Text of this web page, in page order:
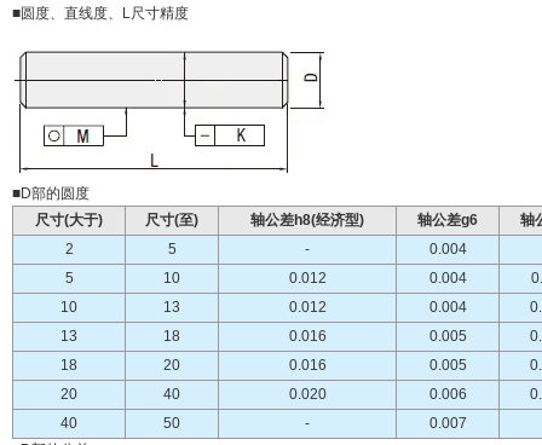
■圆度、直线度、L尺寸精度
■D部的圆度
尺寸(大于)
尺寸(至) 轴公差h8(经济型) 轴公差g6
轴
2
5 -
0.004
5
10 0.012 0.004
10
13 0.012 0.004
13
18 0.016 0.005
18
20 0.016 0.005
20
40 0.020 0.006
40
50 -
0.007